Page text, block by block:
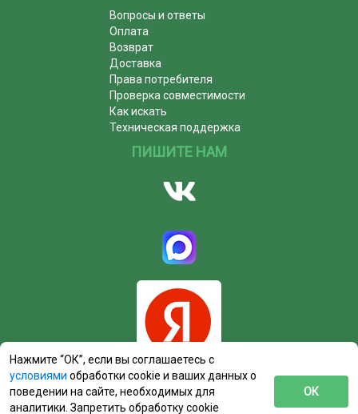
Вопросы и ответы
Оплата
Возврат
Доставка
Права потребителя
Проверка совместимости
Как искать
Техническая поддержка
ПИШИТЕ НАМ
Нажмите “ОК”, если вы соглашаетесь с
условиями обработки cookie и ваших данных о
поведении на сайте, необходимых для
аналитики. Запретить обработку cookie
ОК